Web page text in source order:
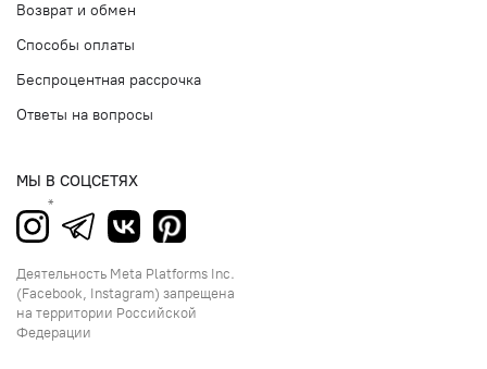
Возврат и обмен
Способы оплаты
Беспроцентная рассрочка
Ответы на вопросы
МЫ В СОЦСЕТЯХ
Деятельность Meta Platforms Inc.
(Facebook, Instagram) запрещена
на территории Российской
Федерации